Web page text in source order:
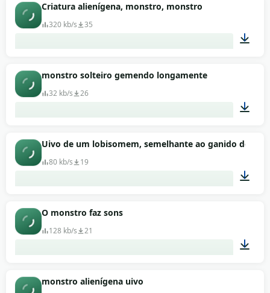
Criatura alienígena, monstro, monstro
320 kb/s 35
monstro solteiro gemendo longamente
32 kb/s 26
00:07
Uivo de um lobisomem, semelhante ao ganido de
80 kb/s 19
O monstro faz sons
128 kb/s 21
monstro alienígena uivo